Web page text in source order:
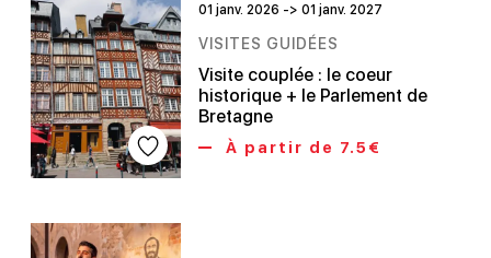
01 janv. 2026 -> 01 janv. 2027
VISITES GUIDÉES
Visite couplée : le coeur
historique + le Parlement de
Bretagne
À partir de 7.5€